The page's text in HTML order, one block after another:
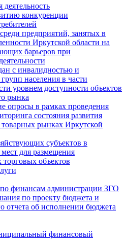
конкуренции
предприятий, занятых в
Иркутской области на
барьеров при
с инвалидностью и
населения в части
уровнем доступности объектов
рынка
опросы в рамках проведения
состояния развития
рынках Иркутской
субъектов в
для размещения
объектов
финансам администрации ЗГО
по проекту бюджета и
отчета об исполнении бюджета
финансовый